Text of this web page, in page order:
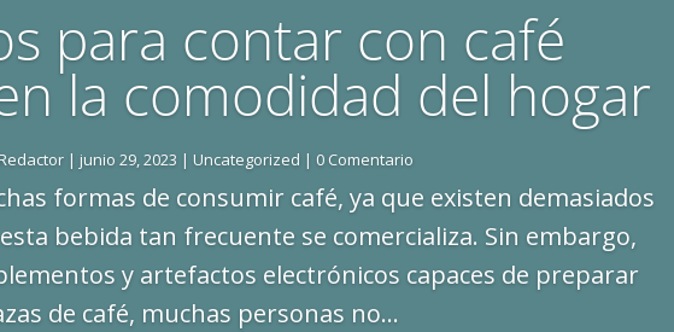
para contar con café
la comodidad del hogar
Redactor| junio 29, 2023 | Uncategorized | 0 Comentario
formas de consumir café, ya que existen demasiados
bebida tan frecuente se comercializa. Sin embargo,
y artefactos electrónicos capaces de preparar
de café, muchas personas no...